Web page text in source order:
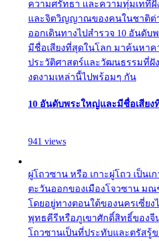
ความศรัทธา และความทุ่มเทที่
และจิตวิญญาณของคนในชาติต่า
ออกเดินทางไปสำรวจ 10 อันดั
มีชื่อเสียงที่สุดในโลก มาค้นหาค
ประวัติศาสตร์และวัฒนธรรมที่ฝั
งดงามเหล่านี้ไปพร้อมๆ กัน
10 อันดับพระใหญ่และมีชื่อเสียง
941 views
ผู่โถวซาน หรือ เกาะผู่โถว เป็นเ
ตะวันออกของเมืองโจวซาน มณ
โดยอยู่ทางตอนใต้ของนครเซี่ยง
พุทธคีรีหรือภูเขาศักดิ์สิทธิ์ของจี
โถวซานเป็นที่ประทับและตรัสรู้